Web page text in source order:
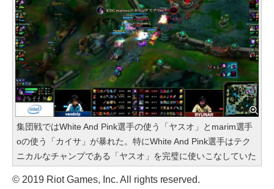
集団戦ではWhite And Pink選手の使う「ヤスオ」とmarim選手
oの使う「カイサ」が暴れた。特にWhite And Pink選手はテク
ニカルなチャンプである「ヤスオ」を完璧に使いこなしていた
© 2019 Riot Games, Inc. All rights reserved.